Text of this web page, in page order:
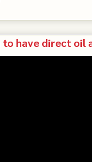
to have direct oil